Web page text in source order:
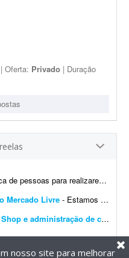
| Oferta: Privado | Duração
seguindo um passo a passo simples. As atividades são rápidas e levam aproximadamente 5 minutos para serem co...
Mercado Livre - Estamos buscando um profissional detalhista e eficiente para otimizar inúmeros anúncios existentes no Mercado Livre. O trabalho envolve duas frentes principais para garantir a correta...
Cadastro de produtos no TikTok Shop e administração de conta
nosso site para melhorar